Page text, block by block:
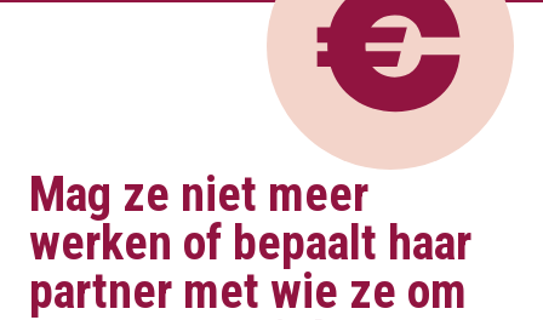
Mag ze niet meer
werken of bepaalt haar
partner met wie ze om